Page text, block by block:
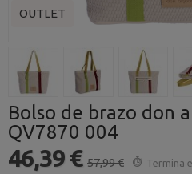
OUTLET
Bolso de brazo don
QV7870 004
46,39 € 57,99 € Termina